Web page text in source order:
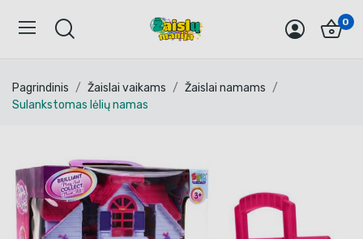
0
Pagrindinis Žaislai vaikams
Žaislai namams
Sulankstomas lėlių namas